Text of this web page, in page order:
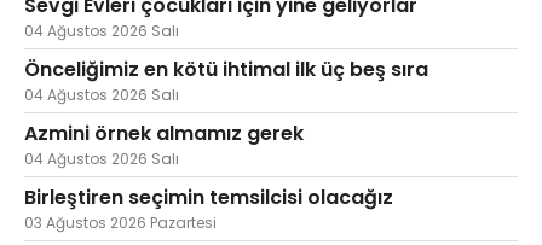
04 Ağustos 2026 Salı
Önceliğimiz en kötü ihtimal ilk üç beş sıra
04 Ağustos 2026 Salı
Azmini örnek almamız gerek
04 Ağustos 2026 Salı
Birleştiren seçimin temsilcisi olacağız
03 Ağustos 2026 Pazartesi